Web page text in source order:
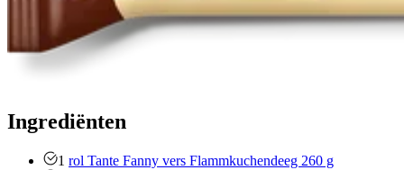
Ingrediënten
1 rol Tante Fanny vers Flammkuchendeeg 260 g